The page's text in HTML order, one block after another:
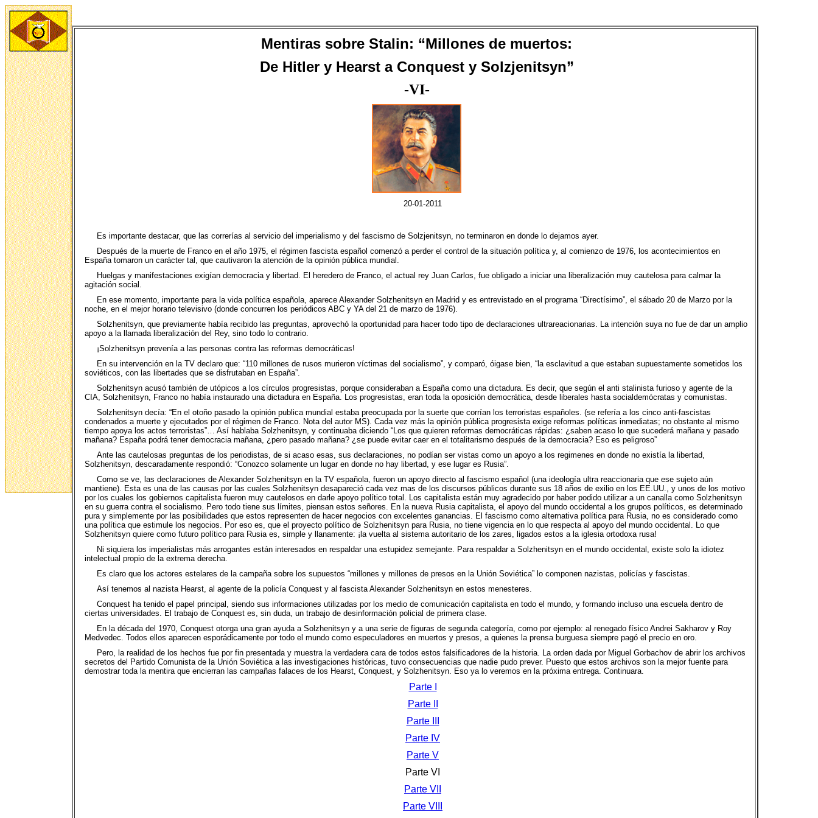
Mentiras sobre Stalin: “Millones de muertos:
De Hitler y Hearst a Conquest y Solzjenitsyn”
-VI-
20-01-2011
Es importante destacar, que las correrías al servicio del imperialismo y del fascismo de Solzjenitsyn, no terminaron en donde lo dejamos ayer.
Después de la muerte de Franco en el año 1975, el régimen fascista español comenzó a perder el control de la situación política y, al comienzo de 1976, los acontecimientos en
España tomaron un carácter tal, que cautivaron la atención de la opinión pública mundial.
Huelgas y manifestaciones exigían democracia y libertad. El heredero de Franco, el actual rey Juan Carlos, fue obligado a iniciar una liberalización muy cautelosa para calmar la
agitación social.
En ese momento, importante para la vida política española, aparece Alexander Solzhenitsyn en Madrid y es entrevistado en el programa “Directísimo”, el sábado 20 de Marzo por la
noche, en el mejor horario televisivo (donde concurren los periódicos ABC y YA del 21 de marzo de 1976).
Solzhenitsyn, que previamente había recibido las preguntas, aprovechó la oportunidad para hacer todo tipo de declaraciones ultrareacionarias. La intención suya no fue de dar un amplio
apoyo a la llamada liberalización del Rey, sino todo lo contrario.
¡Solzhenitsyn prevenía a las personas contra las reformas democráticas!
En su intervención en la TV declaro que: “110 millones de rusos murieron víctimas del socialismo”, y comparó, óigase bien, “la esclavitud a que estaban supuestamente sometidos los
soviéticos, con las libertades que se disfrutaban en España”.
Solzhenitsyn acusó también de utópicos a los círculos progresistas, porque consideraban a España como una dictadura. Es decir, que según el anti stalinista furioso y agente de la
CIA, Solzhenitsyn, Franco no había instaurado una dictadura en España. Los progresistas, eran toda la oposición democrática, desde liberales hasta socialdemócratas y comunistas.
Solzhenitsyn decía: “En el otoño pasado la opinión publica mundial estaba preocupada por la suerte que corrían los terroristas españoles. (se refería a los cinco anti-fascistas
condenados a muerte y ejecutados por el régimen de Franco. Nota del autor MS). Cada vez más la opinión pública progresista exige reformas políticas inmediatas; no obstante al mismo
tiempo apoya los actos terroristas”… Así hablaba Solzhenitsyn, y continuaba diciendo “Los que quieren reformas democráticas rápidas: ¿saben acaso lo que sucederá mañana y pasado
mañana? España podrá tener democracia mañana, ¿pero pasado mañana? ¿se puede evitar caer en el totalitarismo después de la democracia? Eso es peligroso”
Ante las cautelosas preguntas de los periodistas, de si acaso esas, sus declaraciones, no podían ser vistas como un apoyo a los regimenes en donde no existía la libertad,
Solzhenitsyn, descaradamente respondió: “Conozco solamente un lugar en donde no hay libertad, y ese lugar es Rusia”.
Como se ve, las declaraciones de Alexander Solzhenitsyn en la TV española, fueron un apoyo directo al fascismo español (una ideología ultra reaccionaria que ese sujeto aún
mantiene). Esta es una de las causas por las cuales Solzhenitsyn desapareció cada vez mas de los discursos públicos durante sus 18 años de exilio en los EE.UU., y unos de los motivo
por los cuales los gobiernos capitalista fueron muy cautelosos en darle apoyo político total. Los capitalista están muy agradecido por haber podido utilizar a un canalla como Solzhenitsyn
en su guerra contra el socialismo. Pero todo tiene sus límites, piensan estos señores. En la nueva Rusia capitalista, el apoyo del mundo occidental a los grupos políticos, es determinado
pura y simplemente por las posibilidades que estos representen de hacer negocios con excelentes ganancias. El fascismo como alternativa política para Rusia, no es considerado como
una política que estimule los negocios. Por eso es, que el proyecto político de Solzhenitsyn para Rusia, no tiene vigencia en lo que respecta al apoyo del mundo occidental. Lo que
Solzhenitsyn quiere como futuro político para Rusia es, simple y llanamente: ¡la vuelta al sistema autoritario de los zares, ligados estos a la iglesia ortodoxa rusa!
Ni siquiera los imperialistas más arrogantes están interesados en respaldar una estupidez semejante. Para respaldar a Solzhenitsyn en el mundo occidental, existe solo la idiotez
intelectual propio de la extrema derecha.
Es claro que los actores estelares de la campaña sobre los supuestos “millones y millones de presos en la Unión Soviética” lo componen nazistas, policías y fascistas.
Así tenemos al nazista Hearst, al agente de la policía Conquest y al fascista Alexander Solzhenitsyn en estos menesteres.
Conquest ha tenido el papel principal, siendo sus informaciones utilizadas por los medio de comunicación capitalista en todo el mundo, y formando incluso una escuela dentro de
ciertas universidades. El trabajo de Conquest es, sin duda, un trabajo de desinformación policial de primera clase.
En la década del 1970, Conquest otorga una gran ayuda a Solzhenitsyn y a una serie de figuras de segunda categoría, como por ejemplo: al renegado físico Andrei Sakharov y Roy
Medvedec. Todos ellos aparecen esporádicamente por todo el mundo como especuladores en muertos y presos, a quienes la prensa burguesa siempre pagó el precio en oro.
Pero, la realidad de los hechos fue por fin presentada y muestra la verdadera cara de todos estos falsificadores de la historia. La orden dada por Miguel Gorbachov de abrir los archivos
secretos del Partido Comunista de la Unión Soviética a las investigaciones históricas, tuvo consecuencias que nadie pudo prever. Puesto que estos archivos son la mejor fuente para
demostrar toda la mentira que encierran las campañas falaces de los Hearst, Conquest, y Solzhenitsyn. Eso ya lo veremos en la próxima entrega. Continuara.
Parte I
Parte II
Parte III
Parte IV
Parte V
Parte VI
Parte VII
Parte VIII